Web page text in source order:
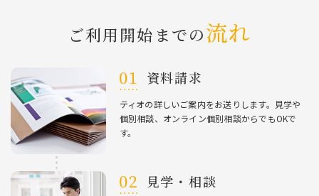
ご利⽤開始までの流れ
資料請求
ティオの詳しいご案内をお送りします。⾒学や
個別相談、オンライン個別相談からでもOKで
す。
⾒学・相談